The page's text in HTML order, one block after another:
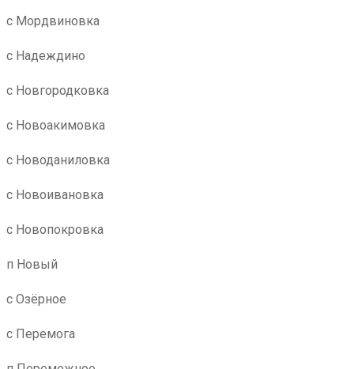
с Мордвиновка
с Надеждино
с Новгородковка
с Новоакимовка
с Новоданиловка
с Новоивановка
с Новопокровка
п Новый
с Озёрное
с Перемога